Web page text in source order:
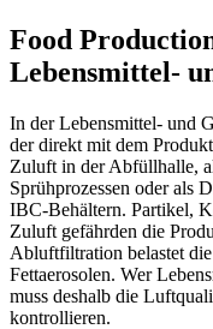
Food
Lebensmittel-
In der Lebensmittel- und
der direkt mit dem
Zuluft in der Abfüllhalle,
Sprühprozessen oder als
IBC-Behältern. Partikel,
Zuluft gefährden die
Abluftfiltration belastet
Fettaerosolen. Wer
muss deshalb die
kontrollieren.